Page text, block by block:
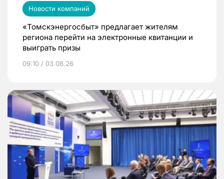
Новости компаний
«Томскэнергосбыт» предлагает жителям
региона перейти на электронные квитанции и
выиграть призы
09:10 / 03.08.26